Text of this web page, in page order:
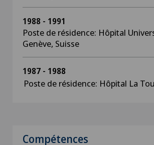
1988 - 1991
Poste de résidence: Hôpital
Genève, Suisse
1987 - 1988
Poste de résidence: Hôpital La
Compétences